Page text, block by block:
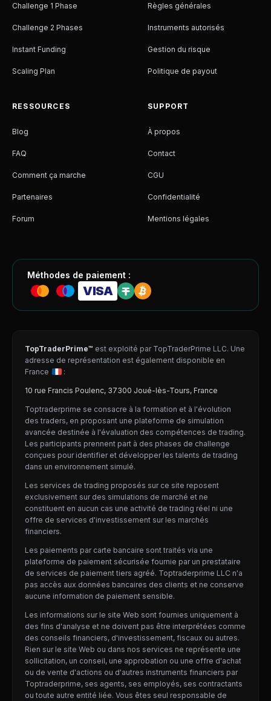
Challenge 1 Phase
Challenge 2 Phases
Instant Funding
Scaling Plan
Règles générales
Instruments autorisés
Gestion du risque
Politique de payout
RESSOURCES
Blog
FAQ
Comment ça marche
Partenaires
Forum
SUPPORT
À propos
Contact
CGU
Confidentialité
Mentions légales
Méthodes de paiement :
VISA
TopTraderPrime™ est exploité par TopTraderPrime LLC. Une
adresse de représentation est également disponible en
France
:
10 rue Francis Poulenc, 37300 Joué-lès-Tours, France
Toptraderprime se consacre à la formation et à l'évolution
des traders, en proposant une plateforme de simulation
avancée destinée à l'évaluation des compétences de trading.
Les participants prennent part à des phases de challenge
conçues pour identifier et développer les talents de trading
dans un environnement simulé.
Les services de trading proposés sur ce site reposent
exclusivement sur des simulations de marché et ne
constituent en aucun cas une activité de trading réel ni une
offre de services d'investissement sur les marchés
financiers.
Les paiements par carte bancaire sont traités via une
plateforme de paiement sécurisée fournie par un prestataire
de services de paiement tiers agréé. Toptraderprime LLC n'a
pas accès aux données bancaires des clients et ne conserve
aucune information de paiement sensible.
Les informations sur le site Web sont fournies uniquement à
des fins d'analyse et ne doivent pas être interprétées comme
des conseils financiers, d'investissement, fiscaux ou autres.
Rien sur le site Web ou dans nos services ne représente une
sollicitation, un conseil, une approbation ou une offre d'achat
ou de vente d'actions ou d'autres instruments financiers par
Toptraderprime, ses agents, ses employés, ses contractants
ou toute autre entité liée. Vous êtes seul responsable de